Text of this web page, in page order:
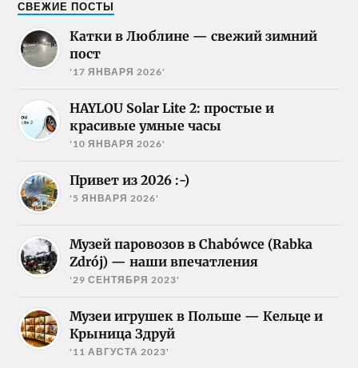
СВЕЖИЕ ПОСТЫ
Катки в Люблине — свежий зимний
пост
'17 ЯНВАРЯ 2026'
HAYLOU Solar Lite 2: простые и
красивые умные часы
'10 ЯНВАРЯ 2026'
Привет из 2026 :-)
'5 ЯНВАРЯ 2026'
Музей паровозов в Chabówce (Rabka
Zdrój) — наши впечатления
'29 СЕНТЯБРЯ 2023'
Музеи игрушек в Польше — Кельце и
Крыница Здруй
'11 АВГУСТА 2023'